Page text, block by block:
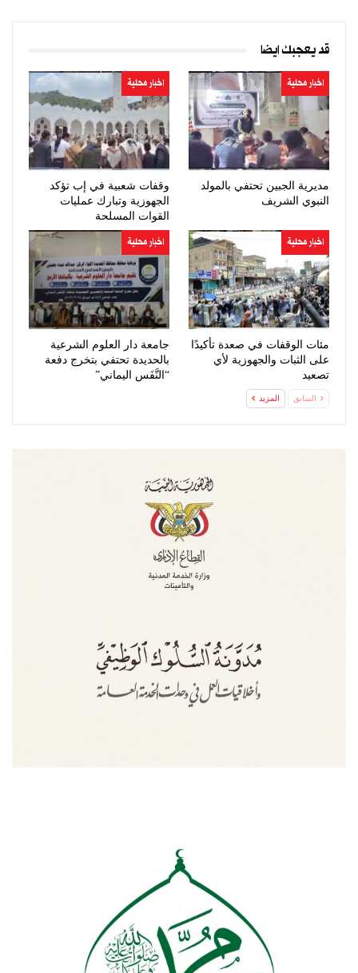
قد يعجبك ايضا
اخبار محلية
مديرية الجبين تحتفي بالمولد
النبوي الشريف
اخبار محلية
وقفات شعبية في إب تؤكد
الجهوزية وتبارك عمليات
القوات المسلحة
اخبار محلية
مئات الوقفات في صعدة تأكيدًا
على الثبات والجهوزية لأي
تصعيد
اخبار محلية
جامعة دار العلوم الشرعية
بالحديدة تحتفي بتخرج دفعة
“النَّفَس اليماني”
السابق المزيد